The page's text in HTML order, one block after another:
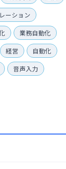
ーション
業務自動化
経営
自動化
音声入力